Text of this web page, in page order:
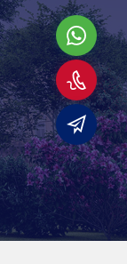
do
E-
mail